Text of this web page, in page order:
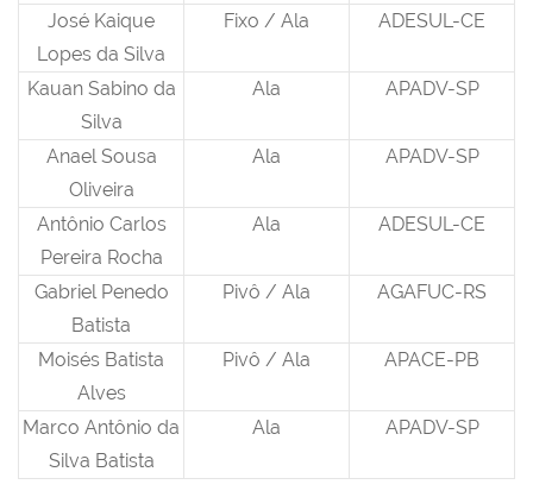
José Kaique
Lopes da Silva
Fixo / Ala ADESUL-CE
Kauan Sabino da
Silva
Ala APADV-SP
Anael Sousa
Oliveira
Ala APADV-SP
Antônio Carlos
Pereira Rocha
Ala ADESUL-CE
Gabriel Penedo
Batista
Pivô / Ala AGAFUC-RS
Moisés Batista
Alves
Pivô / Ala APACE-PB
Marco Antônio da
Silva Batista
Ala APADV-SP